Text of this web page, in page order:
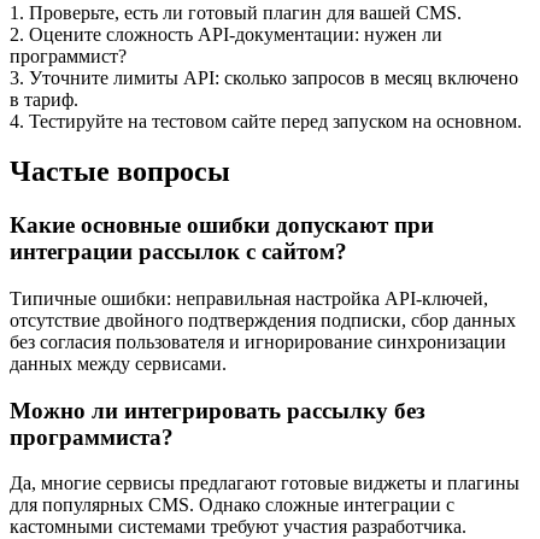
1. Проверьте, есть ли готовый плагин для вашей CMS.
2. Оцените сложность API-документации: нужен ли
программист?
3. Уточните лимиты API: сколько запросов в месяц включено
в тариф.
4. Тестируйте на тестовом сайте перед запуском на основном.
Частые вопросы
Какие основные ошибки допускают при
интеграции рассылок с сайтом?
Типичные ошибки: неправильная настройка API-ключей,
отсутствие двойного подтверждения подписки, сбор данных
без согласия пользователя и игнорирование синхронизации
данных между сервисами.
Можно ли интегрировать рассылку без
программиста?
Да, многие сервисы предлагают готовые виджеты и плагины
для популярных CMS. Однако сложные интеграции с
кастомными системами требуют участия разработчика.